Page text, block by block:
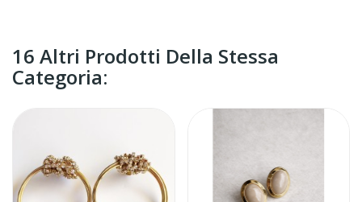
16 Altri Prodotti Della Stessa
Categoria: